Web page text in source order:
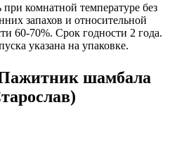
при комнатной температуре без
запахов и относительной
60-70%. Срок годности 2 года.
указана на упаковке.
шамбала